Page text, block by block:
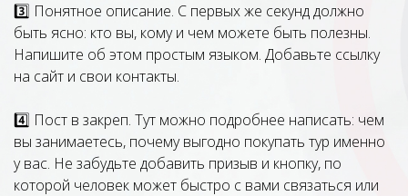
3️⃣ Понятное описание. С первых же секунд должно
быть ясно: кто вы, кому и чем можете быть полезны.
Напишите об этом простым языком. Добавьте ссылку
на сайт и свои контакты.
4️⃣ Пост в закреп. Тут можно подробнее написать: чем
вы занимаетесь, почему выгодно покупать тур именно
у вас. Не забудьте добавить призыв и кнопку, по
которой человек может быстро с вами связаться или